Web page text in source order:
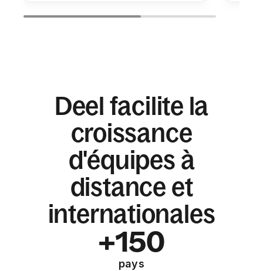
Deel facilite la
croissance
d'équipes à
distance et
internationales
+150
pays